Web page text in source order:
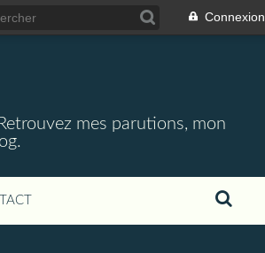
Connexion
mes parutions, mon